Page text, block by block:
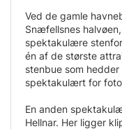
Ved de gamle
Snæfellsnes
spektakulære
én af de største
stenbue som
spektakulært for
En anden
Hellnar. Her ligger